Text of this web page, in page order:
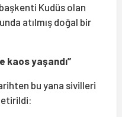
Kudüs olan
atılmış doğal bir
kaos yaşandı”
bu yana sivilleri